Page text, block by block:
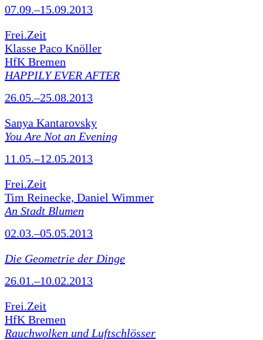
07.09.–15.09.2013
Frei.Zeit
Klasse Paco Knöller
HfK Bremen
HAPPILY EVER AFTER
26.05.–25.08.2013
Sanya Kantarovsky
You Are Not an Evening
11.05.–12.05.2013
Frei.Zeit
Tim Reinecke, Daniel Wimmer
An Stadt Blumen
02.03.–05.05.2013
Die Geometrie der Dinge
26.01.–10.02.2013
Frei.Zeit
HfK Bremen
Rauchwolken und Luftschlösser